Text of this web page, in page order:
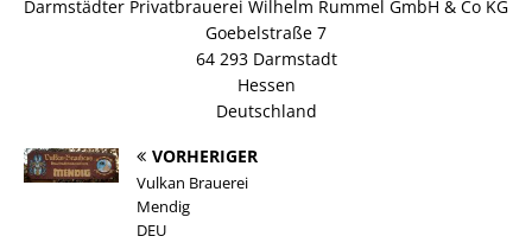
Darmstädter Privatbrauerei Wilhelm Rummel GmbH & Co KG
Goebelstraße 7
64 293 Darmstadt
Hessen
Deutschland
VORHERIGER
Vulkan Brauerei
Mendig
DEU